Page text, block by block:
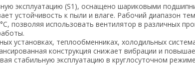
эксплуатацию (S1), оснащено шариковыми
устойчивость к пыли и влаге. Рабочий диапазон
позволяя использовать вентилятор в различных
установках, теплообменниках, холодильных
конструкция снижает вибрации и
стабильную эксплуатацию в круглосуточном